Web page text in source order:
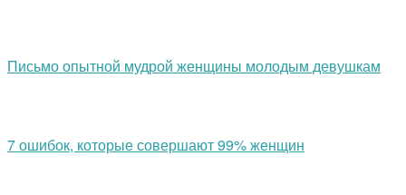
Письмо опытной мудрой женщины молодым девушкам
7 ошибок, которые совершают 99% женщин